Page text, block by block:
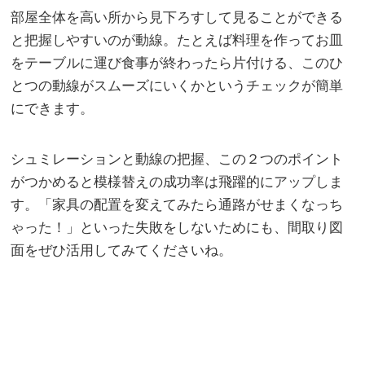
部屋全体を高い所から見下ろすして見ることができる
と把握しやすいのが動線。たとえば料理を作ってお皿
をテーブルに運び食事が終わったら片付ける、このひ
とつの動線がスムーズにいくかというチェックが簡単
にできます。
シュミレーションと動線の把握、この２つのポイント
がつかめると模様替えの成功率は飛躍的にアップしま
す。「家具の配置を変えてみたら通路がせまくなっち
ゃった！」といった失敗をしないためにも、間取り図
面をぜひ活用してみてくださいね。